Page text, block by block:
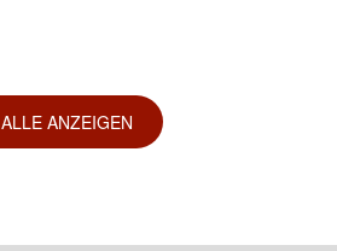
ALLE ANZEIGEN